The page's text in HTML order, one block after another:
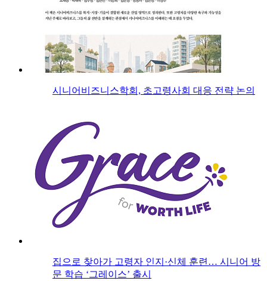
시니어비즈니스학회, 초고령사회 대응 전략 논의
집으로 찾아가 고령자 인지·신체 훈련… 시니어 방
문 학습 ‘그레이스’ 출시